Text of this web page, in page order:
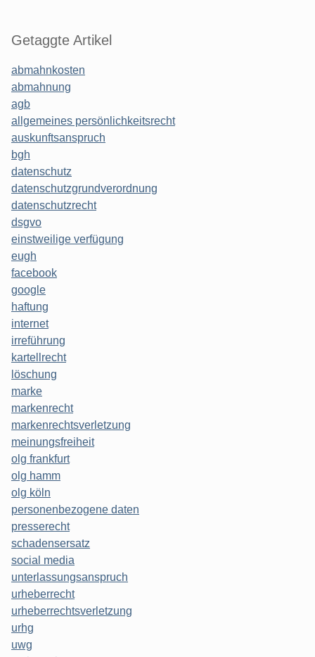
Getaggte Artikel
abmahnkosten
abmahnung
agb
allgemeines persönlichkeitsrecht
auskunftsanspruch
bgh
datenschutz
datenschutzgrundverordnung
datenschutzrecht
dsgvo
einstweilige verfügung
eugh
facebook
google
haftung
internet
irreführung
kartellrecht
löschung
marke
markenrecht
markenrechtsverletzung
meinungsfreiheit
olg frankfurt
olg hamm
olg köln
personenbezogene daten
presserecht
schadensersatz
social media
unterlassungsanspruch
urheberrecht
urheberrechtsverletzung
urhg
uwg